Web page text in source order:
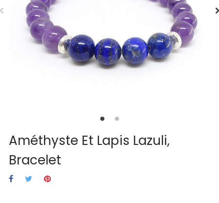
Améthyste Et Lapis Lazuli,
Bracelet